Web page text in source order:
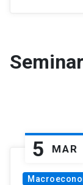
5 MAR